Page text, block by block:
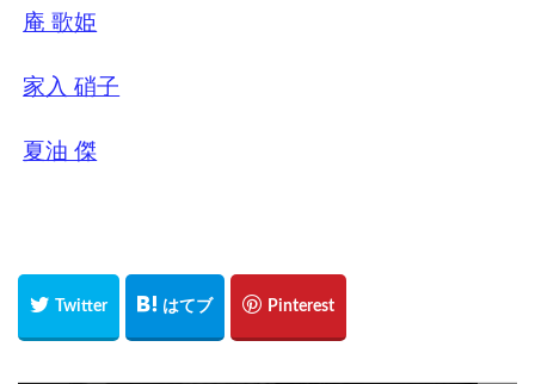
庵 歌姫
家入 硝子
夏油 傑